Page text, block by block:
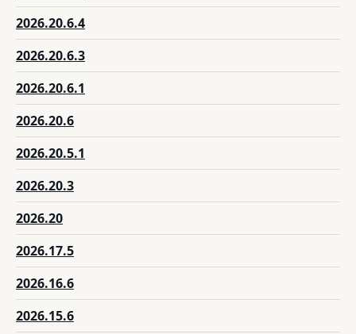
2026.20.6.4
2026.20.6.3
2026.20.6.1
2026.20.6
2026.20.5.1
2026.20.3
2026.20
2026.17.5
2026.16.6
2026.15.6